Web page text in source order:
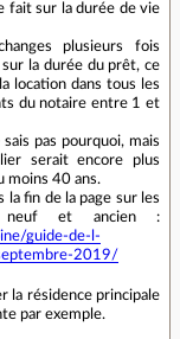
fait sur la durée de vie
plusieurs fois
la durée du prêt, ce
location dans tous les
du notaire entre 1 et
pas pourquoi, mais
serait encore plus
moins 40 ans.
la fin de la page sur les
neuf et ancien :
guide-de-l-
2019/
la résidence principale
par exemple.